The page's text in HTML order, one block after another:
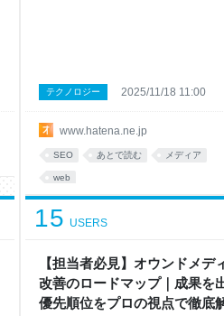
www.hatena.ne.jp
テクノロジー 2025/11/18 11:00
SEO あとで読む メディア
web
【担当者必見】オウンドメデ
改善のロードマップ｜成果を
優先順位をプロの視点で徹底
15 USERS